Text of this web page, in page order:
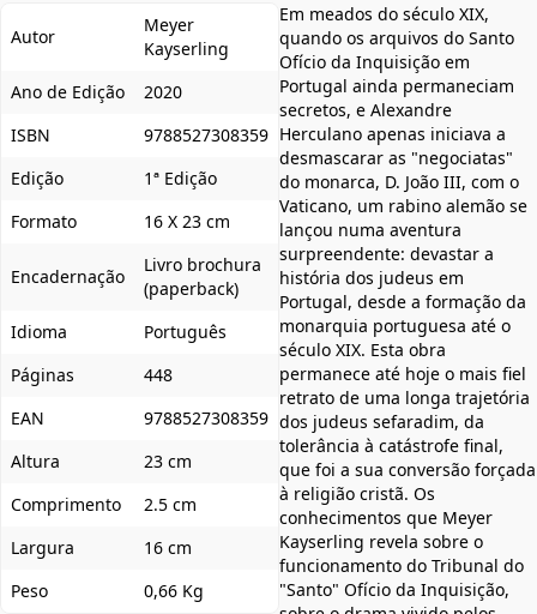
Autor
Meyer
Kayserling
Ano de Edição
2020
ISBN
9788527308359
Edição
1ª Edição
Formato
16 X 23 cm
Encadernação
Livro brochura
(paperback)
Idioma
Português
Páginas
448
EAN
9788527308359
Altura
23 cm
Comprimento
2.5 cm
Largura
16 cm
Peso
0,66 Kg
Em meados do século XIX,
quando os arquivos do Santo
Ofício da Inquisição em
Portugal ainda permaneciam
secretos, e Alexandre
Herculano apenas iniciava a
desmascarar as "negociatas"
do monarca, D. João III, com o
Vaticano, um rabino alemão se
lançou numa aventura
surpreendente: devastar a
história dos judeus em
Portugal, desde a formação da
monarquia portuguesa até o
século XIX. Esta obra
permanece até hoje o mais fiel
retrato de uma longa trajetória
dos judeus sefaradim, da
tolerância à catástrofe final,
que foi a sua conversão forçada
à religião cristã. Os
conhecimentos que Meyer
Kayserling revela sobre o
funcionamento do Tribunal do
"Santo" Ofício da Inquisição,